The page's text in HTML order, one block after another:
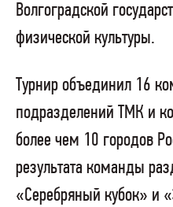
Волгоградской
физической культуры.
Турнир объединил 16
подразделений ТМК и
более чем 10 городов
результата команды
«Серебряный кубок» и